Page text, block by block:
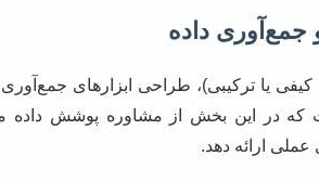
یا ترکیبی)، طراحی ابزارهای جمع‌آوری
که در این بخش از مشاوره پوشش داده
ارائه دهد.